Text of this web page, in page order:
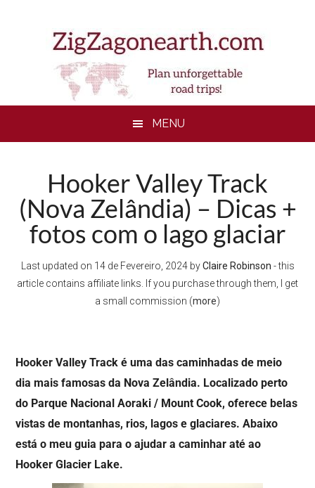
MENU
Hooker Valley Track
(Nova Zelândia) – Dicas +
fotos com o lago glaciar
Last updated on 14 de Fevereiro, 2024byClaire Robinson - this
article contains affiliate links. If you purchase through them, I get
a small commission (more)
Hooker Valley Track é uma das caminhadas de meio
dia mais famosas da Nova Zelândia. Localizado perto
do Parque Nacional Aoraki / Mount Cook, oferece belas
vistas de montanhas, rios, lagos e glaciares. Abaixo
está o meu guia para o ajudar a caminhar até ao
Hooker Glacier Lake.